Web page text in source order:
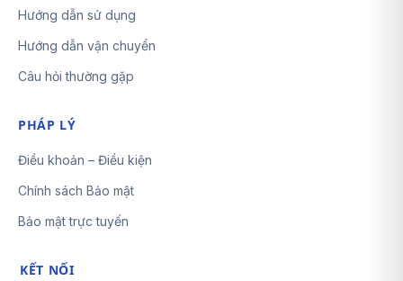
Hướng dẫn sử dụng
Hướng dẫn vận chuyển
Câu hỏi thường gặp
PHÁP LÝ
Điều khoản – Điều kiện
Chính sách Bảo mật
Bảo mật trực tuyến
KẾT NỐI